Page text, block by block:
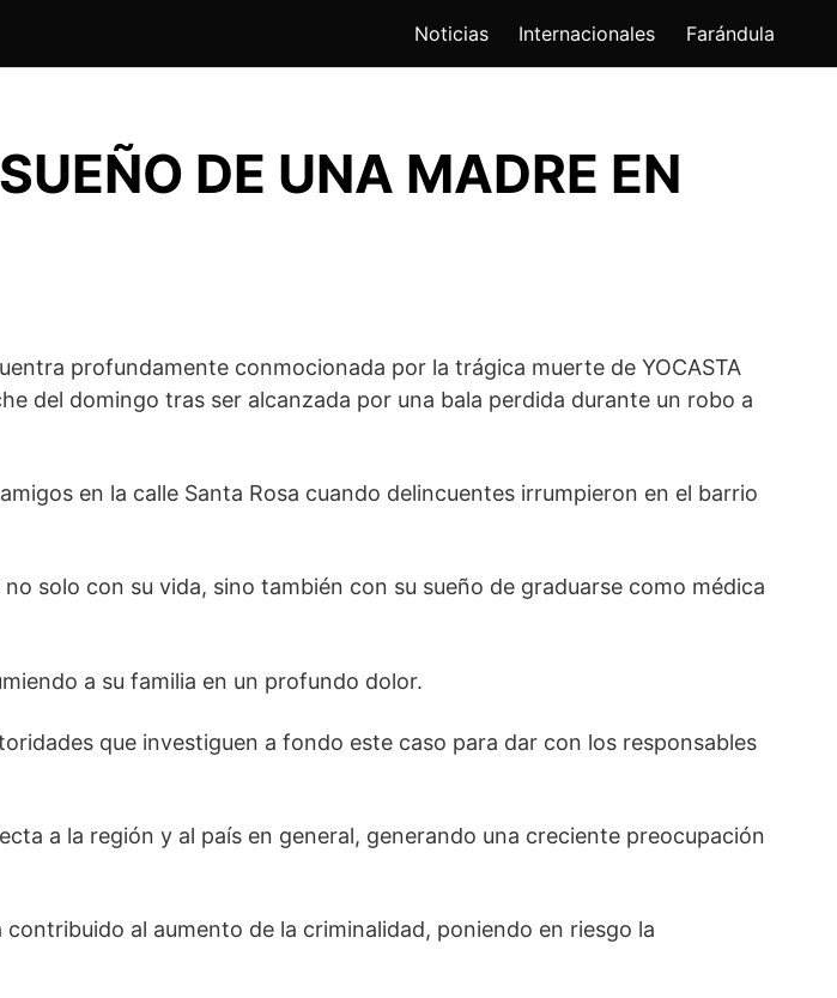
Noticias Internacionales Farándula
DE UNA MADRE EN
profundamente conmocionada por la trágica muerte de YOCASTA
del domingo tras ser alcanzada por una bala perdida durante un robo a
en la calle Santa Rosa cuando delincuentes irrumpieron en el barrio
solo con su vida, sino también con su sueño de graduarse como médica
a su familia en un profundo dolor.
que investiguen a fondo este caso para dar con los responsables
a la región y al país en general, generando una creciente preocupación
al aumento de la criminalidad, poniendo en riesgo la